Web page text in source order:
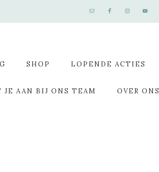
SHOP LOPENDE ACTIES
JE AAN BIJ ONS TEAM OVER ONS